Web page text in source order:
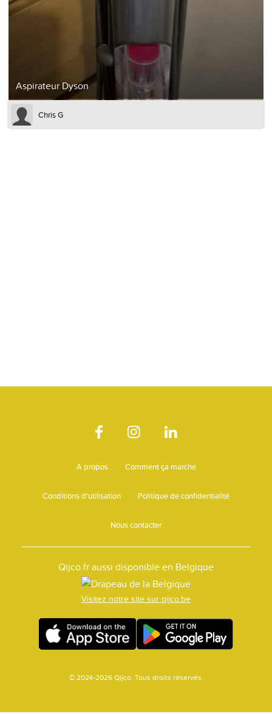
Aspirateur Dyson
Chris G
A propos Comment ça marche
Conditions d'utilisation Politique de confidentialité
Nous contacter
Qijco.fr aussi disponible en Belgique
Visitez notre site sur qijco.be
© 2024-2026 Qijco. Tous droits réservés.